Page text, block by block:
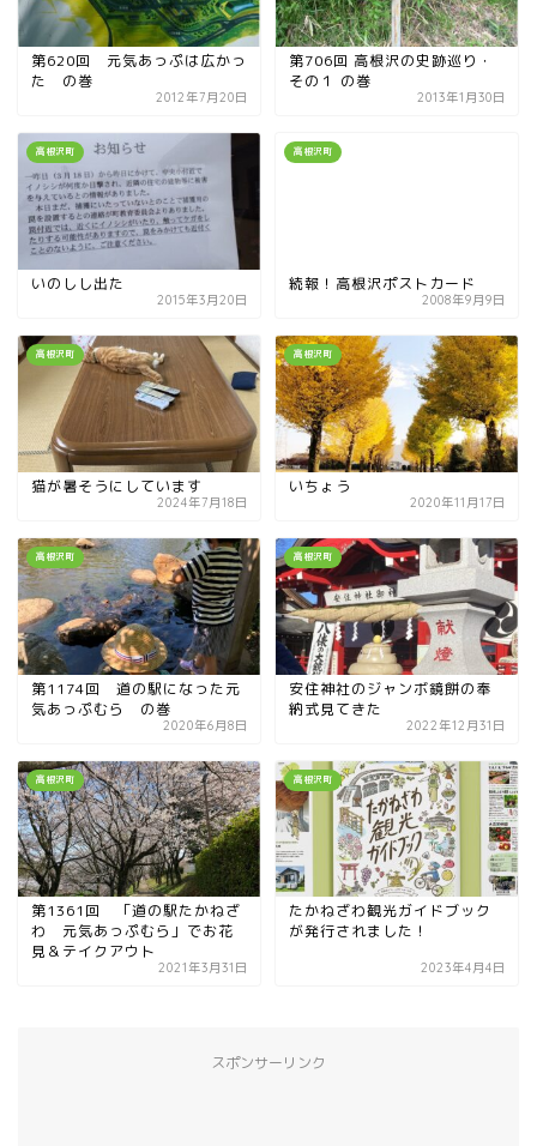
第620回 元気あっぷは広かっ
た の巻
2012年7月20日
第706回 高根沢の史跡巡り・
その１ の巻
2013年1月30日
高根沢町
いのしし出た
2015年3月20日
高根沢町
続報！高根沢ポストカード
2008年9月9日
高根沢町
猫が暑そうにしています
2024年7月18日
高根沢町
いちょう
2020年11月17日
高根沢町
第1174回 道の駅になった元
気あっぷむら の巻
2020年6月8日
高根沢町
安住神社のジャンボ鏡餅の奉
納式見てきた
2022年12月31日
高根沢町
第1361回 「道の駅たかねざ
わ 元気あっぷむら」でお花
見＆テイクアウト
2021年3月31日
高根沢町
たかねざわ観光ガイドブック
が発行されました！
2023年4月4日
スポンサーリンク